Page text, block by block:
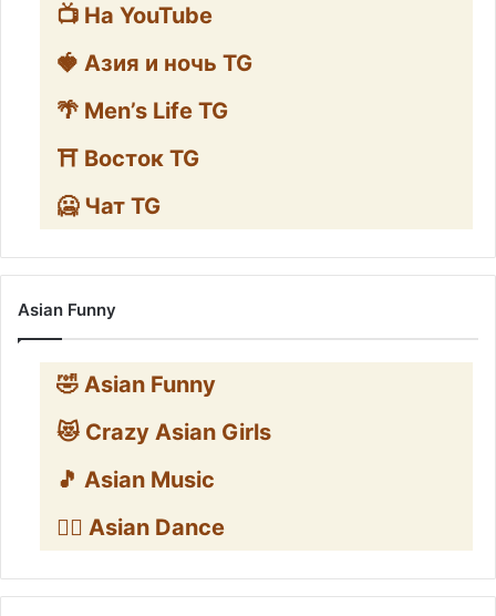
📺 На YouTube
🍓 Азия и ночь TG
🌴 Men’s Life TG
⛩️ Восток TG
🥶 Чат TG
Asian Funny
🤣 Asian Funny
😻 Crazy Asian Girls
🎵 Asian Music
👯‍♀️ Asian Dance